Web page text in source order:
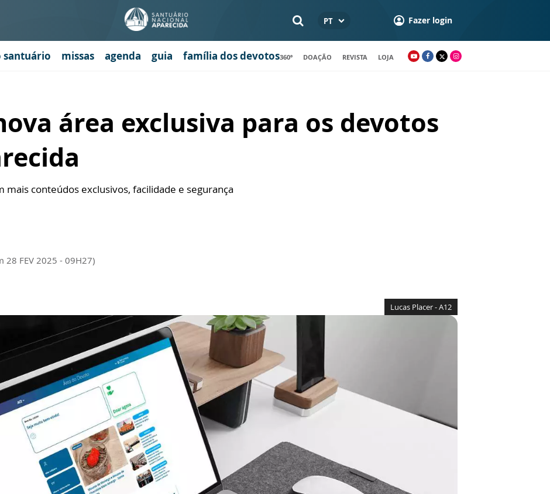
PT Fazer login
santuário missas agenda guia família dos devotos360º DOAÇÃO REVISTA LOJA
área exclusiva para os devotos
conteúdos exclusivos, facilidade e segurança
28 FEV 2025 - 09H27)
Lucas Placer - A12